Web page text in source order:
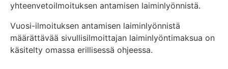
yhteenvetoilmoituksen antamisen laiminlyönnistä.
Vuosi-ilmoituksen antamisen laiminlyönnistä
määrättävää sivullisilmoittajan laiminlyöntimaksua on
käsitelty omassa erillisessä ohjeessa.